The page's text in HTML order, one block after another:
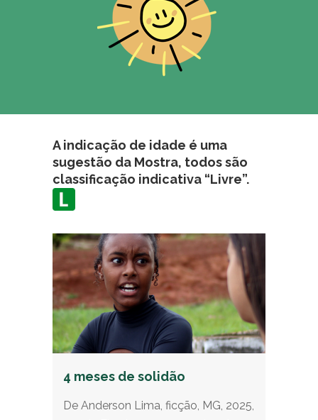
A indicação de idade é uma
sugestão da Mostra, todos são
classificação indicativa “Livre”.
4 meses de solidão
De Anderson Lima, ficção, MG, 2025,